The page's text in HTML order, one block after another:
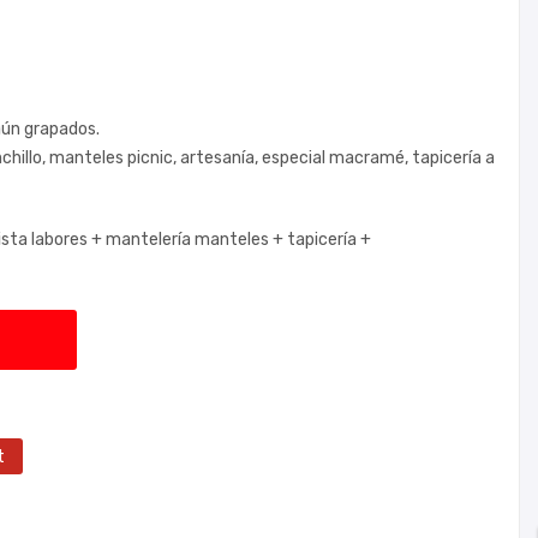
grapados.
manteles picnic, artesanía, especial macramé, tapicería a
labores +mantelería manteles + tapicería +